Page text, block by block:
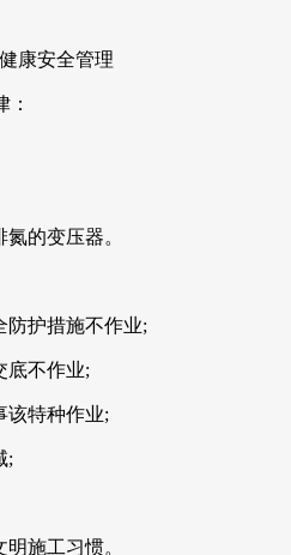
康安全管理
的变压器。
防护措施不作业;
底不作业;
该特种作业;
;
施工习惯。